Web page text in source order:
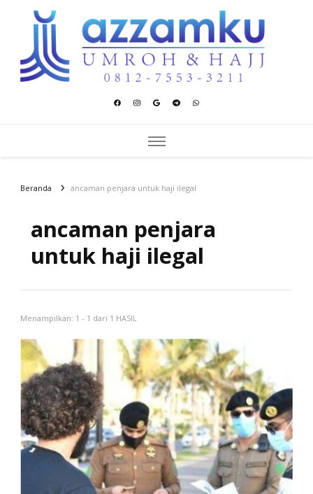
Azzamku Umroh dan Hajj
Beranda ancaman penjara untuk haji ilegal
ancaman penjara
untuk haji ilegal
Menampilkan: 1 - 1 dari 1 HASIL